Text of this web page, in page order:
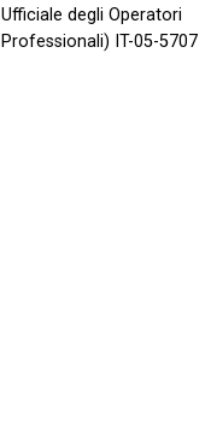
Ufficiale degli Operatori
Professionali) IT-05-5707